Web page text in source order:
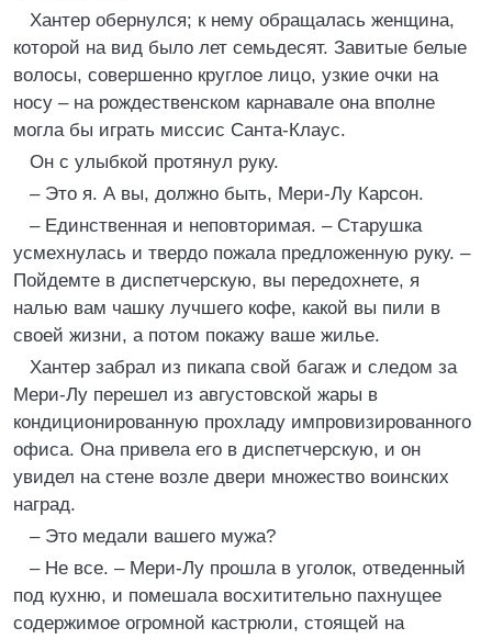
Хантер обернулся; к нему обращалась женщина,
которой на вид было лет семьдесят. Завитые белые
волосы, совершенно круглое лицо, узкие очки на
носу – на рождественском карнавале она вполне
могла бы играть миссис Санта-Клаус.
Он с улыбкой протянул руку.
– Это я. А вы, должно быть, Мери-Лу Карсон.
– Единственная и неповторимая. – Старушка
усмехнулась и твердо пожала предложенную руку. –
Пойдемте в диспетчерскую, вы передохнете, я
налью вам чашку лучшего кофе, какой вы пили в
своей жизни, а потом покажу ваше жилье.
Хантер забрал из пикапа свой багаж и следом за
Мери-Лу перешел из августовской жары в
кондиционированную прохладу импровизированного
офиса. Она привела его в диспетчерскую, и он
увидел на стене возле двери множество воинских
наград.
– Это медали вашего мужа?
– Не все. – Мери-Лу прошла в уголок, отведенный
под кухню, и помешала восхитительно пахнущее
содержимое огромной кастрюли, стоящей на